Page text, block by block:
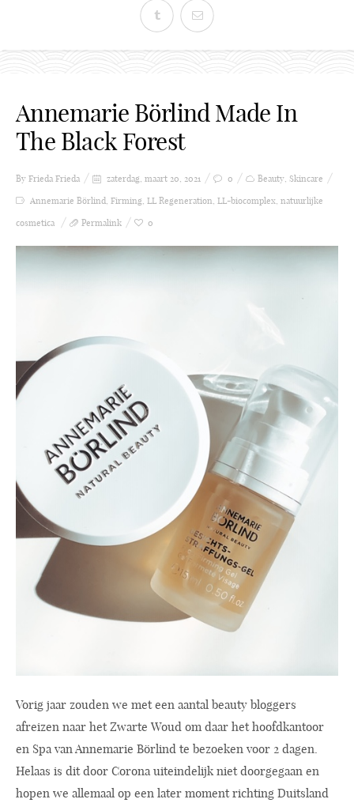
Annemarie Börlind Made In
The Black Forest
By Frieda Frieda zaterdag, maart 20, 2021 0 Beauty, Skincare
Annemarie Börlind, Firming, LL Regeneration, LL-biocomplex, natuurlijke
cosmetica
Permalink 0
Vorig jaar zouden we met een aantal beauty bloggers
afreizen naar het Zwarte Woud om daar het hoofdkantoor
en Spa van Annemarie Börlind te bezoeken voor 2 dagen.
Helaas is dit door Corona uiteindelijk niet doorgegaan en
hopen we allemaal op een later moment richting Duitsland